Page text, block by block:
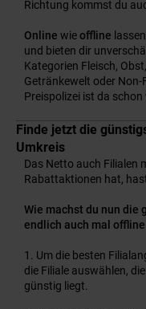
Richtung kommst du
Online wieoffline
und bieten dir
Kategorien Fleisch,
Getränkewelt oder
Preispolizei ist da
Finde jetzt die
Umkreis
Das Netto auch Filialen
Rabattaktionen hat,
Wie machst du nun die
endlich auch mal
Um die besten
die Filiale auswählen,
günstig liegt.